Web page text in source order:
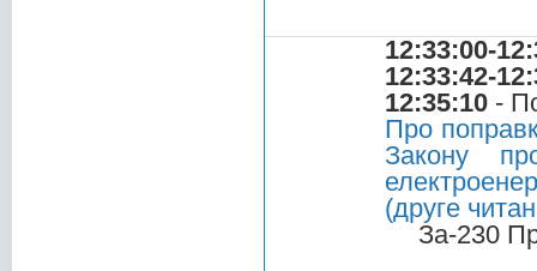
12:33:00-
12:33:42-
12:35:10 -
Про
Закону
(друге
За-230